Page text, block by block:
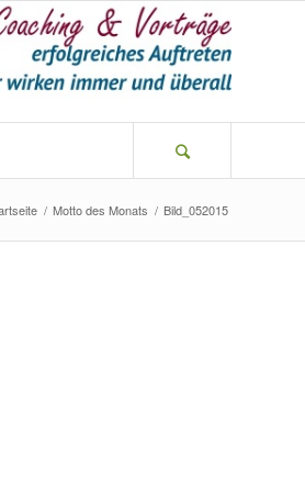
/ Motto des Monats / Bild_052015